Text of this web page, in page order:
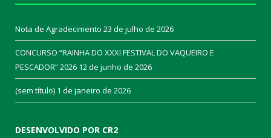
Nota de Agradecimento 23 de julho de 2026
CONCURSO “RAINHA DO XXXI FESTIVAL DO VAQUEIRO E
PESCADOR” 2026 12 de junho de 2026
(sem título) 1 de janeiro de 2026
DESENVOLVIDO POR CR2